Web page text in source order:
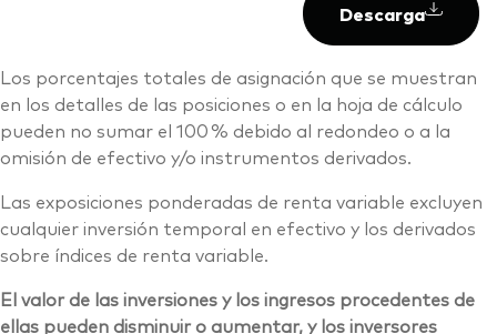
Descarga
Los porcentajes totales de asignación que se muestran
en los detalles de las posiciones o en la hoja de cálculo
pueden no sumar el 100 % debido al redondeo o a la
omisión de efectivo y/o instrumentos derivados.
Las exposiciones ponderadas de renta variable excluyen
cualquier inversión temporal en efectivo y los derivados
sobre índices de renta variable.
El valor de las inversiones y los ingresos procedentes de
ellas pueden disminuir o aumentar, y los inversores